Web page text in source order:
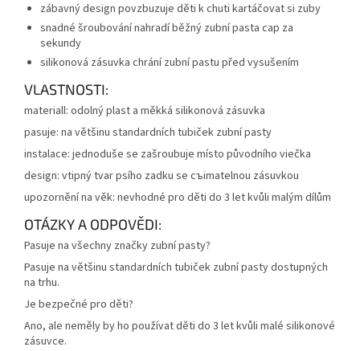
zábavný design povzbuzuje děti k chuti kartáčovat si zuby
snadné šroubování nahradí běžný zubní pasta cap za
sekundy
silikonová zásuvka chrání zubní pastu před vysušením
VLASTNOSTI:
materiall: odolný plast a měkká silikonová zásuvka
pasuje: na většinu standardních tubiček zubní pasty
instalace: jednoduše se zašroubuje místo původního viečka
design: vtipný tvar psího zadku se съimatelnou zásuvkou
upozornění na věk: nevhodné pro děti do 3 let kvůli malým dílům
OTÁZKY A ODPOVĚDI:
Pasuje na všechny značky zubní pasty?
Pasuje na většinu standardních tubiček zubní pasty dostupných
na trhu.
Je bezpečné pro děti?
Ano, ale neměly by ho používat děti do 3 let kvůli malé silikonové
zásuvce.